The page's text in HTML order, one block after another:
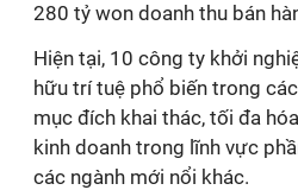
280 tỷ won doanh thu bán
Hiện tại, 10 công ty khởi
hữu trí tuệ phổ biến trong
mục đích khai thác, tối đa
kinh doanh trong lĩnh vực
các ngành mới nổi khác.